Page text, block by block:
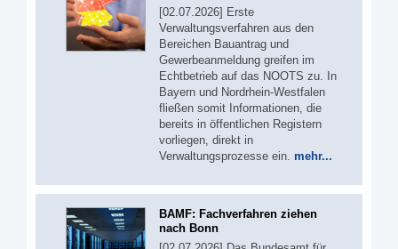
[02.07.2026] Erste
Verwaltungsverfahren aus den
Bereichen Bauantrag und
Gewerbeanmeldung greifen im
Echtbetrieb auf das NOOTS zu. In
Bayern und Nordrhein-Westfalen
fließen somit Informationen, die
bereits in öffentlichen Registern
vorliegen, direkt in
Verwaltungsprozesse ein. mehr...
BAMF: Fachverfahren ziehen
nach Bonn